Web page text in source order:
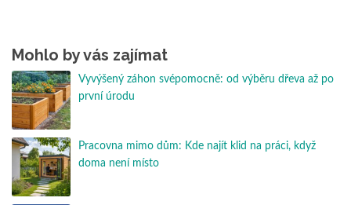
Mohlo by vás zajímat
Vyvýšený záhon svépomocně: od výběru dřeva až po
první úrodu
Pracovna mimo dům: Kde najít klid na práci, když
doma není místo